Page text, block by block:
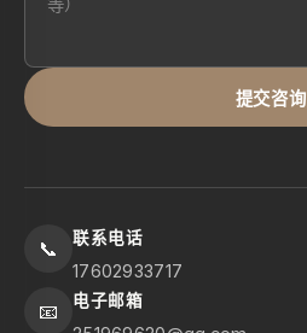
提交咨询
📞 联系电话
17602933717
📧 电子邮箱